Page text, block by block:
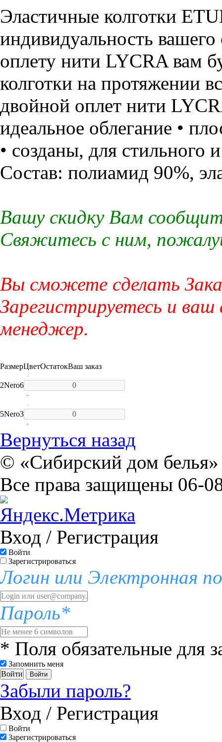
Эластичные колготки
индивидуальность
оплету нити LYCRA вам
колготки на протяжении
двойной оплет нити
идеальное облегание •
• созданы, для стильного
Состав: полиамид 90%,
Вашу скидку Вам
Свяжитесь с ним,
Вы сможете сделать
Зарегистрируетесь и
менеджер.
РазмерЦветОстатокВаш заказ
2Nero6
-
+
5Nero3
-
+
Вернуться назад
© «Сибирский дом белья»
Все права защищены 06-
Вход / Регистрация
Войти
Зарегистрироваться
Логин или Электронная
Пароль*
* Поля обязательные для
Запомнить меня
Войти
Забыли пароль?
Вход / Регистрация
Войти
Зарегистрироваться